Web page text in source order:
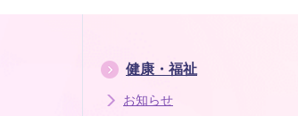
健康・福祉
お知らせ